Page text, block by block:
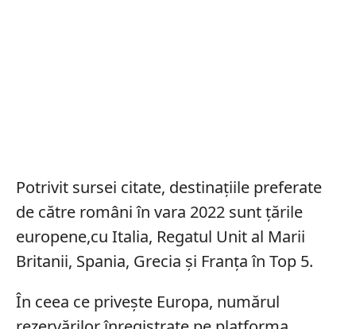
Potrivit sursei citate, destinaţiile preferate
de către români în vara 2022 sunt ţările
europene,cu Italia, Regatul Unit al Marii
Britanii, Spania, Grecia şi Franţa în Top 5.
În ceea ce priveşte Europa, numărul